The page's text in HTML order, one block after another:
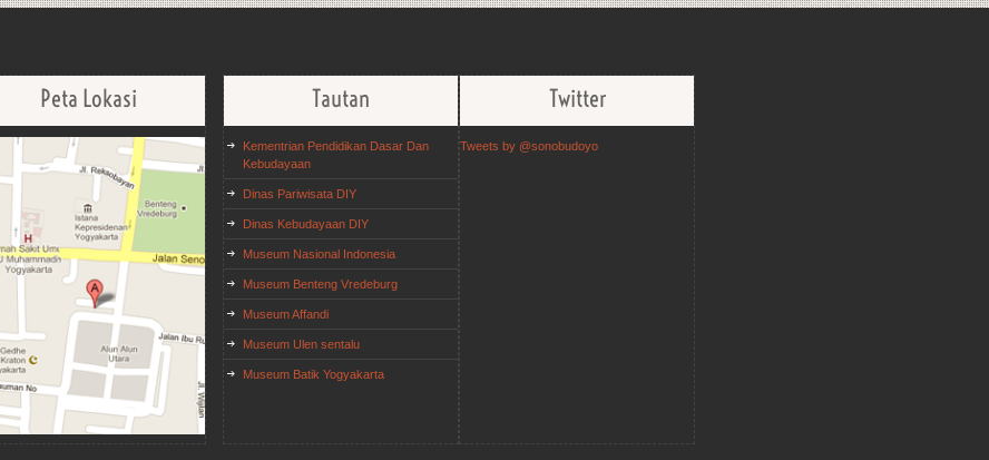
Peta Lokasi Tautan
Kementrian Pendidikan Dasar Dan
Kebudayaan
Dinas Pariwisata DIY
Dinas Kebudayaan DIY
Museum Nasional Indonesia
Museum Benteng Vredeburg
Museum Affandi
Museum Ulen sentalu
Museum Batik Yogyakarta
Twitter
Tweets by @sonobudoyo